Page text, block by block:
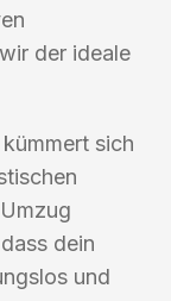
der ideale
sich
dein
und